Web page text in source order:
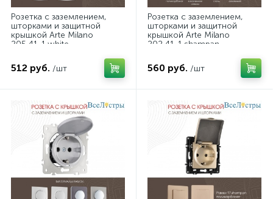
Розетка с заземлением,
шторками и защитной
крышкой Arte Milano
205.41-1.white
512 руб. /шт
Розетка с заземлением,
шторками и защитной
крышкой Arte Milano
202.41-1.shampan
560 руб. /шт